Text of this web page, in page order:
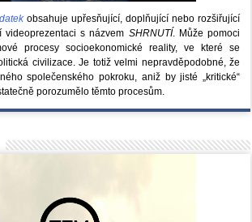
obsahuje upřesňující, doplňující nebo rozšiřující
videoprezentaci s názvem SHRNUTÍ. Může pomoci
procesy socioekonomické reality, ve které se
civilizace. Je totiž velmi nepravděpodobné, že
společenského pokroku, aniž by jisté „kritické“
porozumělo těmto procesům.